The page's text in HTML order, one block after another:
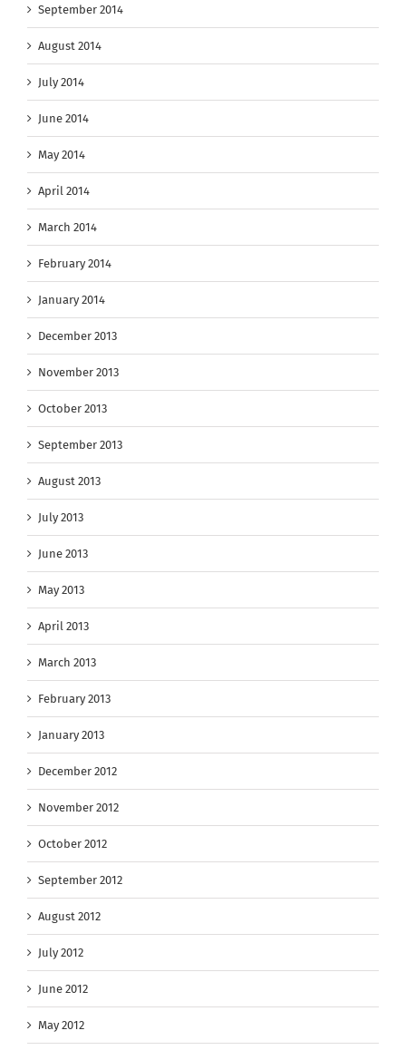
September 2014
August 2014
July 2014
June 2014
May 2014
April 2014
March 2014
February 2014
January 2014
December 2013
November 2013
October 2013
September 2013
August 2013
July 2013
June 2013
May 2013
April 2013
March 2013
February 2013
January 2013
December 2012
November 2012
October 2012
September 2012
August 2012
July 2012
June 2012
May 2012